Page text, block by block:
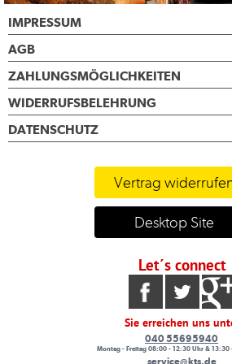
IMPRESSUM
AGB
ZAHLUNGSMÖGLICHKEITEN
WIDERRUFSBELEHRUNG
DATENSCHUTZ
Vertrag
Desktop Site
Let´s connect
Sie erreichen uns
040 55695940
Montag - Freitag 08:00 - 12:30 Uhr & 13:30
service@kts.de